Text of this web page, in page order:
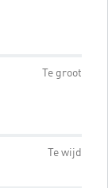
Te groot
Te wijd